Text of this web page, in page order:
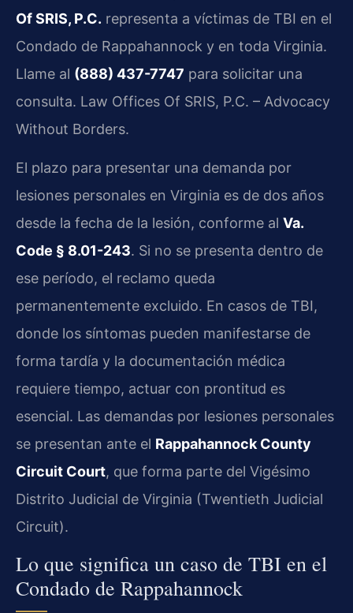
Of SRIS, P.C. representa a víctimas de TBI en el
Condado de Rappahannock y en toda Virginia.
Llame al (888) 437-7747 para solicitar una
consulta. Law Offices Of SRIS, P.C. – Advocacy
Without Borders.
El plazo para presentar una demanda por
lesiones personales en Virginia es de dos años
desde la fecha de la lesión, conforme al Va.
Code § 8.01-243. Si no se presenta dentro de
ese período, el reclamo queda
permanentemente excluido. En casos de TBI,
donde los síntomas pueden manifestarse de
forma tardía y la documentación médica
requiere tiempo, actuar con prontitud es
esencial. Las demandas por lesiones personales
se presentan ante el Rappahannock County
Circuit Court, que forma parte del Vigésimo
Distrito Judicial de Virginia (Twentieth Judicial
Circuit).
Lo que significa un caso de TBI en el
Condado de Rappahannock